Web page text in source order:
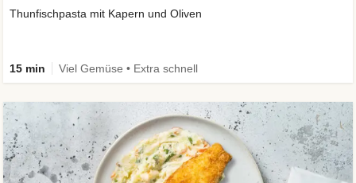
Thunfischpasta mit Kapern und Oliven
15 min Viel Gemüse • Extra schnell